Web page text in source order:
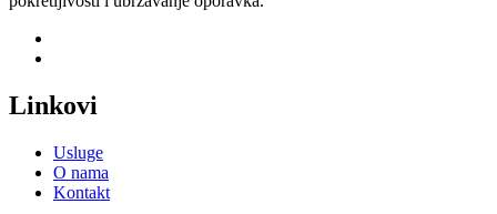
Linkovi
Usluge
O nama
Kontakt